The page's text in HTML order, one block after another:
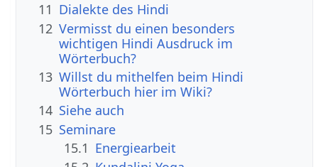
11 Dialekte des Hindi
12 Vermisst du einen besonders
wichtigen Hindi Ausdruck im
Wörterbuch?
13 Willst du mithelfen beim Hindi
Wörterbuch hier im Wiki?
14 Siehe auch
15 Seminare
15.1 Energiearbeit